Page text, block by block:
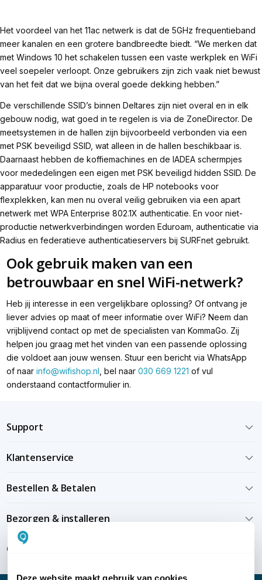
Deze website maakt gebruik van cookies
Het voordeel van het 11ac netwerk is dat de 5GHz frequentieband
meer kanalen en een grotere bandbreedte biedt. “We merken dat
met Windows 10 het schakelen tussen een vaste werkplek en WiFi
veel soepeler verloopt. Onze gebruikers zijn zich vaak niet bewust
van het feit dat we bijna overal goede dekking hebben.”
De verschillende SSID’s binnen Deltares zijn niet overal en in elk
gebouw nodig, wat goed in te regelen is via de ZoneDirector. De
meetsystemen in de hallen zijn bijvoorbeeld verbonden via een
met PSK beveiligd SSID, wat alleen in de hallen beschikbaar is.
Daarnaast hebben de koffiemachines en de IADEA schermpjes
voor mededelingen een eigen met PSK beveiligd hidden SSID. De
apparatuur voor productie, zoals de HP notebooks voor
flexplekken, kan men nu overal veilig gebruiken via een apart
netwerk met WPA Enterprise 802.1X authenticatie. En voor niet-
productie netwerkverbindingen worden Eduroam, authenticatie via
Radius en federatieve authenticatieservers bij SURFnet gebruikt.
Ook gebruik maken van een
betrouwbaar en snel WiFi-netwerk?
Heb jij interesse in een vergelijkbare oplossing? Of ontvang je
liever advies op maat of meer informatie over WiFi? Neem dan
vrijblijvend contact op met de specialisten van KommaGo. Zij
helpen jou graag met het vinden van een passende oplossing
die voldoet aan jouw wensen. Stuur een bericht via WhatsApp
of naar info@wifishop.nl , bel naar 030 669 1221 of vul
onderstaand contactformulier in.
Support
Klantenservice
Bestellen & Betalen
Bezorgen & installeren
Over KommaGo